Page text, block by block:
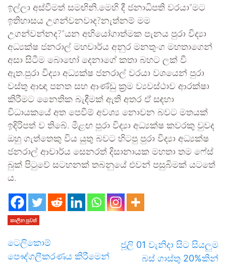
ඉල්ලා අස්වීමත් සමඟිනි.මෙහි දී ජනාධිපති වරයා”මට
ඉතිහාසය උගන්වනවාද?නැත්නම් මම
උගන්වන්නද?”යන අභියෝගාත්මක පැනය පුරා විද්‍යා
අධ්‍යක්ෂ ජනරාල් මහචාර්ය අනුර මනතුංග මහතාගෙන්
අසා සිටීම බොහෝ දෙනාගේ කතා බහට ලක් වී
ඇත.පුරා විද්‍යා අධ්‍යක්ෂ ජනරාල් වරයා වශයෙන් පුරා
වස්තු ආඥා පනත සහ ආණ්ඩු ක්‍රම ව්‍යවස්ථාව ආරක්ෂා
කිරීමට නෛතික බැඳීමක් ඇති අතර ඒ සඳහා
විධායකයේ අත පෙවීම් අවශ්‍ය නොවන බවට මතයක්
ඉදිරිපත් ව තිබේ. මීළඟ පුරා විද්‍යා අධ්‍යක්ෂ කවරකු වුවද
ඔහු ගැත්තෙකු විය යුතු බවට හිටපු පුරා විද්‍යා අධ්‍යක්ෂ
ජනරාල් ආචාර්ය සෙනරත් දිසානායක මහතා තම ෆේස්
බුක් පිටුවේ සටහනක් තබනුයේ එවන් පසුබිමක් යටතේ
ය.
කාලීන පුවත්
ටෙලිකොම්
පෞද්ගලීකරණය කිරීමෙන්
ජූලි 01 වැනිදා සිට සියලුම
බස් ගාස්තු 20%කින්